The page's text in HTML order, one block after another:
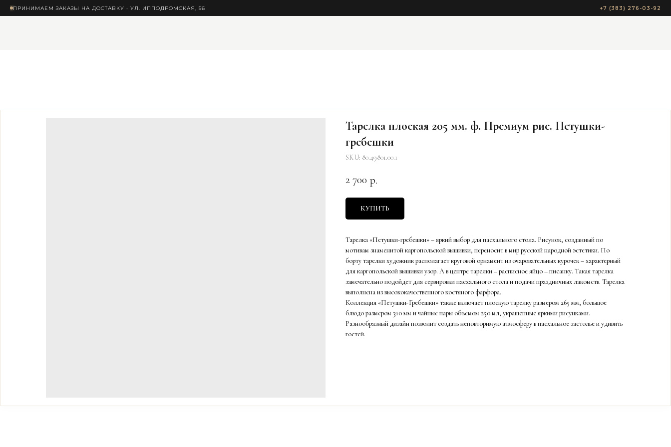
ПРИНИМАЕМ ЗАКАЗЫ НА ДОСТАВКУ • УЛ. ИППОДРОМСКАЯ, 56 +7 (383) 276-03-92
Тарелка плоская 205 мм. ф. Премиум рис. Петушки-
гребешки
SKU: 80.49801.00.1
2 700 р.
КУПИТЬ
Тарелка «Петушки-гребешки» – яркий выбор для пасхального стола. Рисунок, созданный по
мотивам знаменитой каргопольской вышивки, переносит в мир русской народной эстетики. По
борту тарелки художник располагает круговой орнамент из очаровательных курочек – характерный
для каргопольской вышивки узор. А в центре тарелки – расписное яйцо – писанку. Такая тарелка
замечательно подойдет для сервировки пасхального стола и подачи праздничных лакомств. Тарелка
выполнена из высококачественного костяного фарфора.
Коллекция «Петушки-Гребешки» также включает плоскую тарелку размером 265 мм, большое
блюдо размером 310 мм и чайные пары объемом 250 мл, украшенные яркими рисунками.
Разнообразный дизайн позволит создать неповторимую атмосферу в пасхальное застолье и удивить
гостей.